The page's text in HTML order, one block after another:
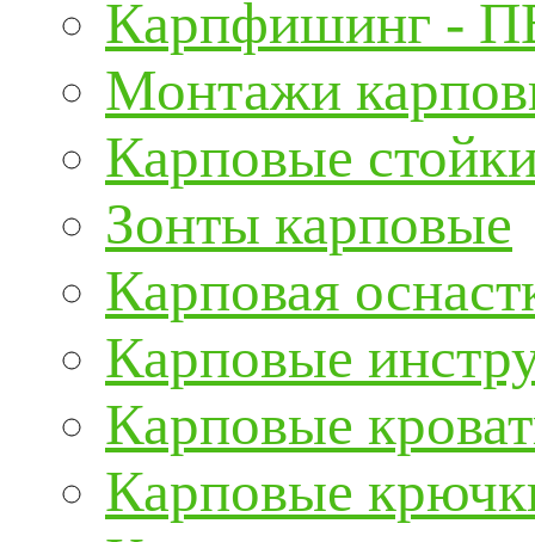
Карпфишинг -
Монтажи
Карповые
Зонты карповые
Карповая
Карповые
Карповые
Карповые